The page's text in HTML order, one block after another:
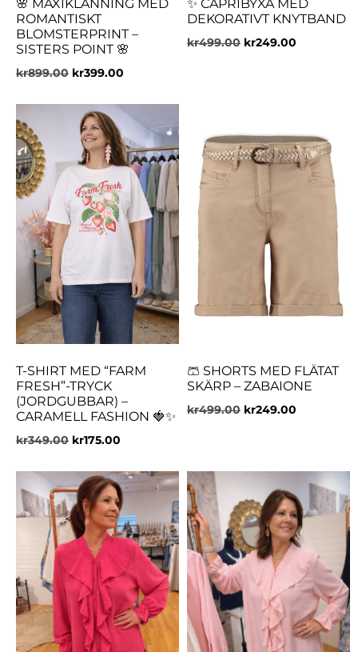
🌸 MAXIKLÄNNING MED
ROMANTISKT
BLOMSTERPRINT –
SISTERS POINT 🌸
kr899.00 kr399.00
✨ CAPRIBYXA MED
DEKORATIVT KNYTBAND
kr499.00 kr249.00
T-SHIRT MED “FARM
FRESH”-TRYCK
(JORDGUBBAR) –
CARAMELL FASHION 🍓✨
kr349.00 kr175.00
🩳 SHORTS MED FLÄTAT
SKÄRP – ZABAIONE
kr499.00 kr249.00